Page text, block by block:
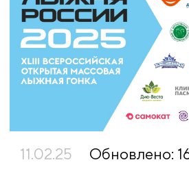
11.02.25 Обновлено: